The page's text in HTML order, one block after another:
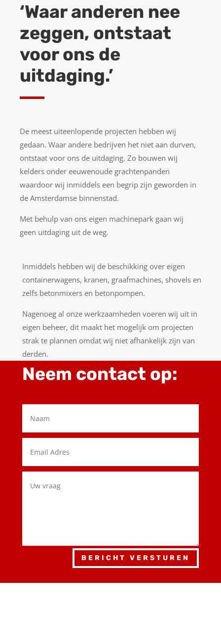
‘Waar anderen nee
zeggen, ontstaat
voor ons de
uitdaging.’
De meest uiteenlopende projecten hebben wij
gedaan. Waar andere bedrijven het niet aan durven,
ontstaat voor ons de uitdaging. Zo bouwen wij
kelders onder eeuwenoude grachtenpanden
waardoor wij inmiddels een begrip zijn geworden in
de Amsterdamse binnenstad.
Met behulp van ons eigen machinepark gaan wij
geen uitdaging uit de weg.
Inmiddels hebben wij de beschikking over eigen
containerwagens, kranen, graafmachines, shovels en
zelfs betonmixers en betonpompen.
Nagenoeg al onze werkzaamheden voeren wij uit in
eigen beheer, dit maakt het mogelijk om projecten
strak te plannen omdat wij niet afhankelijk zijn van
derden.
Neem contact op:
BERICHT VERSTUREN